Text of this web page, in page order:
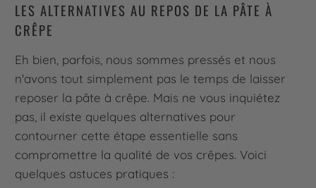
LES ALTERNATIVES AU REPOS DE LA PÂTE À
CRÊPE
Eh bien, parfois, nous sommes pressés et nous
n'avons tout simplement pas le temps de laisser
reposer la pâte à crêpe. Mais ne vous inquiétez
pas, il existe quelques alternatives pour
contourner cette étape essentielle sans
compromettre la qualité de vos crêpes. Voici
quelques astuces pratiques :